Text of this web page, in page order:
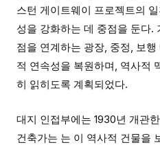
스턴 게이트웨이 프로젝트의
성을 강화하는 데 중점을 둔다.
점을 연계하는 광장, 중정, 보
적 연속성을 복원하며, 역사적
히 읽히도록 계획되었다.
대지 인접부에는 1930년 개관
건축가는 는 이 역사적 건물을